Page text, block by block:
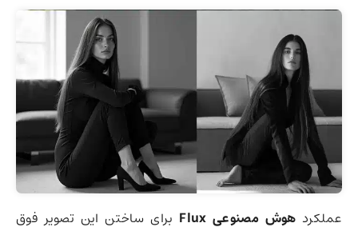
عملکرد هوش مصنوعی Flux
برای ساختن این تصویر فوق